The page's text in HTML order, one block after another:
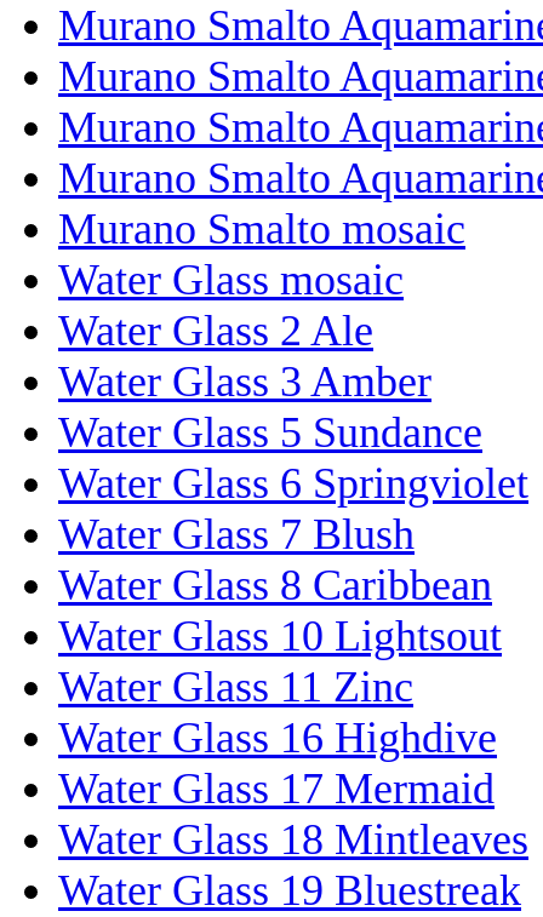
Murano Smalto
Murano Smalto
Murano Smalto
Murano Smalto
Murano Smalto mosaic
Water Glass mosaic
Water Glass 2 Ale
Water Glass 3 Amber
Water Glass 5 Sundance
Water Glass 6 Springviolet
Water Glass 7 Blush
Water Glass 8 Caribbean
Water Glass 10 Lightsout
Water Glass 11 Zinc
Water Glass 16 Highdive
Water Glass 17 Mermaid
Water Glass 18 Mintleaves
Water Glass 19 Bluestreak